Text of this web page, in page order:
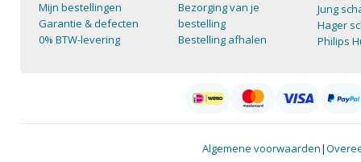
Mijn bestellingen
Garantie & defecten
0% BTW-levering
Bezorging van je
bestelling
Bestelling afhalen
Jung
Hager
Philips
Algemene voorwaarden|